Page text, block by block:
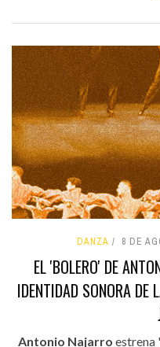
DANZA 8 DE
EL 'BOLERO' DE
IDENTIDAD SONORA DE
Antonio Najarro estrena